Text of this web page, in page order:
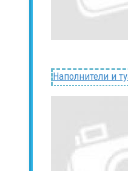
Наполнители и